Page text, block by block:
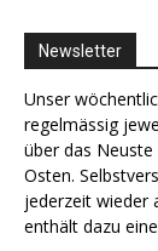
Newsletter
Unser
regelmässig
über das
Osten.
jederzeit wieder
enthält dazu